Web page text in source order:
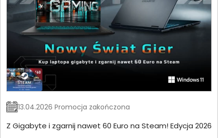
13.04.2026 Promocja zakończona
Z Gigabyte i zgarnij nawet 60 Euro na Steam! Edycja 2026